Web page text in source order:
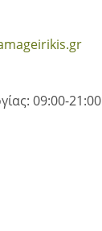
09:00-21:00